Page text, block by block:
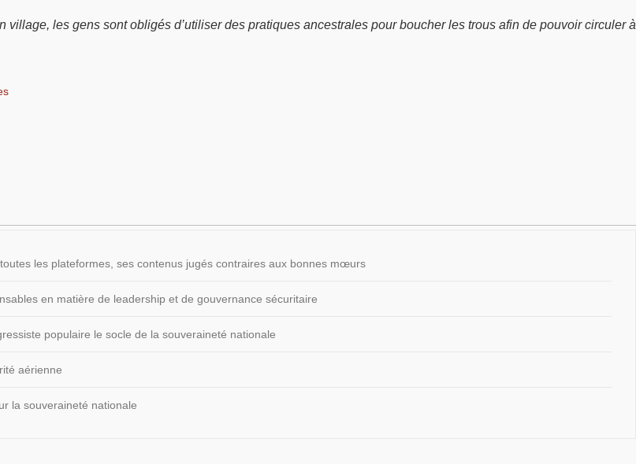
les gens sont obligés d’utiliser des pratiques ancestrales pour boucher les trous afin de pouvoir circuler à
les plateformes, ses contenus jugés contraires aux bonnes mœurs
en matière de leadership et de gouvernance sécuritaire
populaire le socle de la souveraineté nationale
aérienne
la souveraineté nationale